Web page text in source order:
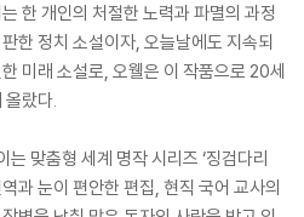
한 개인의 처절한 노력과 파멸의 과정
한 정치 소설이자, 오늘날에도 지속되
미래 소설로, 오웰은 이 작품으로 20세
올랐다.
맞춤형 세계 명작 시리즈 ‘징검다리
과 눈이 편안한 편집, 현직 국어 교사의